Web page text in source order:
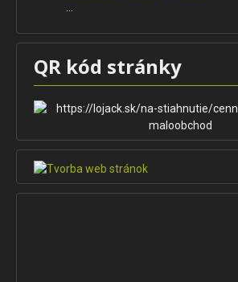
...
QR kód stránky